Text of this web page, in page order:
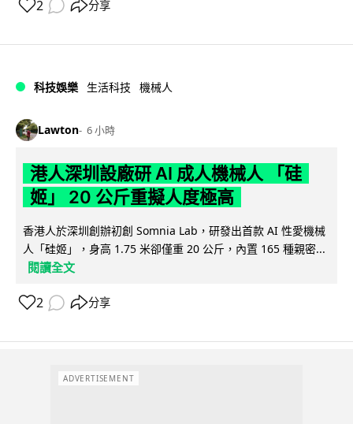
2 分享
科技娛樂 生活科技 機械人
Lawton 6 小時
港人深圳設廠研 AI 成人機械人 「硅
姬」 20 公斤重擬人度極高
香港人於深圳創辦初創 Somnia Lab，研發出首款 AI 性愛機械
人「硅姬」，身高 1.75 米卻僅重 20 公斤，內置 165 種親密...
閱讀全文
2 分享
ADVERTISEMENT